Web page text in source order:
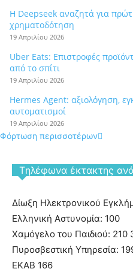
Η Deepseek αναζητά για
χρηματοδότηση
19 Απριλίου 2026
Uber Eats: Επιστροφές
από το σπίτι
19 Απριλίου 2026
Hermes Agent: αξιολόγηση,
αυτοματισμοί
19 Απριλίου 2026
Φόρτωση περισσοτέρων
Tηλέφωνα έκτακτης
Δίωξη Ηλεκτρονικού
Ελληνική Αστυνομία: 100
Χαμόγελο του Παιδιού: 210
Πυροσβεστική Υπηρεσία:
ΕΚΑΒ 166